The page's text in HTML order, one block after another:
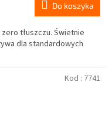
Do koszyka
tłuszczu. Świetnie
dla standardowych
Kod : 7741